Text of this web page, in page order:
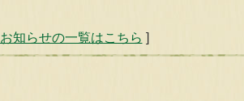
お知らせの一覧はこちら ]